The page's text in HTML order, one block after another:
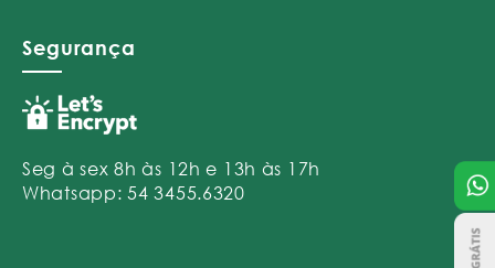
Segurança
Seg à sex 8h às 12h e 13h às 17h
Whatsapp: 54 3455.6320